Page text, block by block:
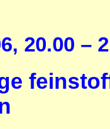
20.00 –